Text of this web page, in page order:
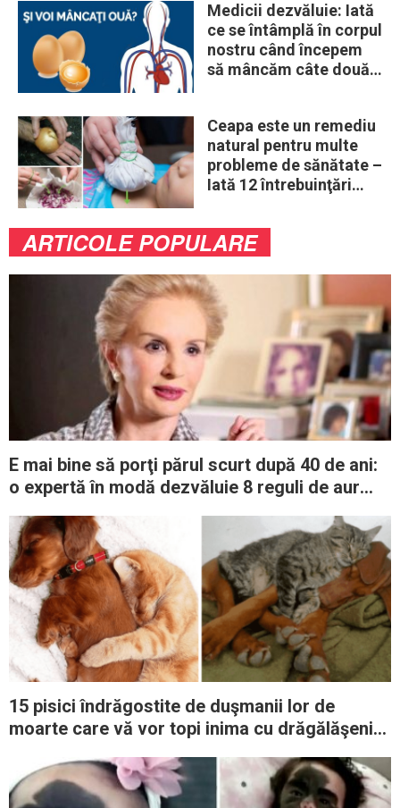
Medicii dezvăluie: Iată
ce se întâmplă în corpul
nostru când începem
să mâncăm câte două
Ceapa este un remediu
natural pentru multe
probleme de sănătate –
Iată 12 întrebuinţări
ARTICOLE POPULARE
E mai bine să porţi părul scurt după 40 de ani:
o expertă în modă dezvăluie 8 reguli de aur
15 pisici îndrăgostite de duşmanii lor de
moarte care vă vor topi inima cu drăgălăşenia